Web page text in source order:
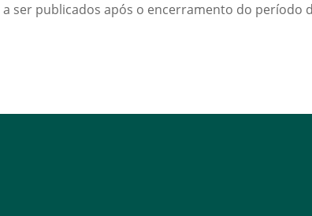
ser publicados após o encerramento do período